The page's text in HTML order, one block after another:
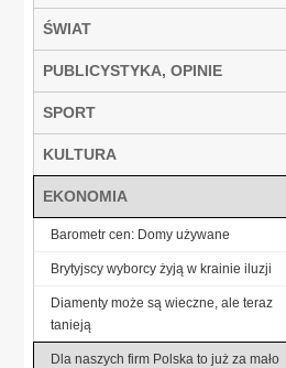
ŚWIAT
PUBLICYSTYKA, OPINIE
SPORT
KULTURA
EKONOMIA
Barometr cen: Domy używane
Brytyjscy wyborcy żyją w krainie iluzji
Diamenty może są wieczne, ale teraz
tanieją
Dla naszych firm Polska to już za mało